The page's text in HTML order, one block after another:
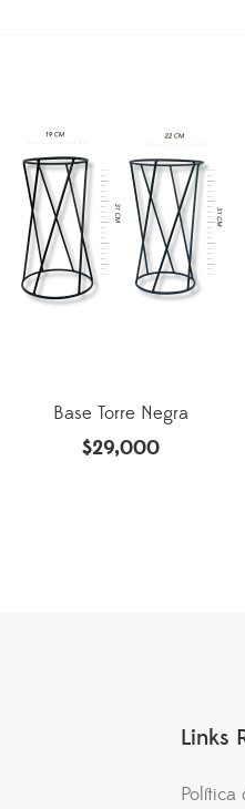
Base Torre Negra
$29,000
Links
Política